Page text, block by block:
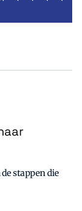
stappen die